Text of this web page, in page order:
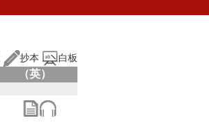
抄本 白板
（英）